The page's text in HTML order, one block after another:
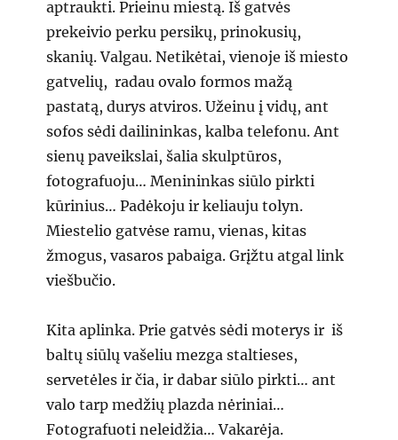
aptraukti. Prieinu miestą. Iš gatvės
prekeivio perku persikų, prinokusių,
skanių. Valgau. Netikėtai, vienoje iš miesto
gatvelių, radau ovalo formos mažą
pastatą, durys atviros. Užeinu į vidų, ant
sofos sėdi dailininkas, kalba telefonu. Ant
sienų paveikslai, šalia skulptūros,
fotografuoju… Menininkas siūlo pirkti
kūrinius… Padėkoju ir keliauju tolyn.
Miestelio gatvėse ramu, vienas, kitas
žmogus, vasaros pabaiga. Grįžtu atgal link
viešbučio.
Kita aplinka. Prie gatvės sėdi moterys ir iš
baltų siūlų vašeliu mezga staltieses,
servetėles ir čia, ir dabar siūlo pirkti… ant
valo tarp medžių plazda nėriniai…
Fotografuoti neleidžia… Vakarėja.